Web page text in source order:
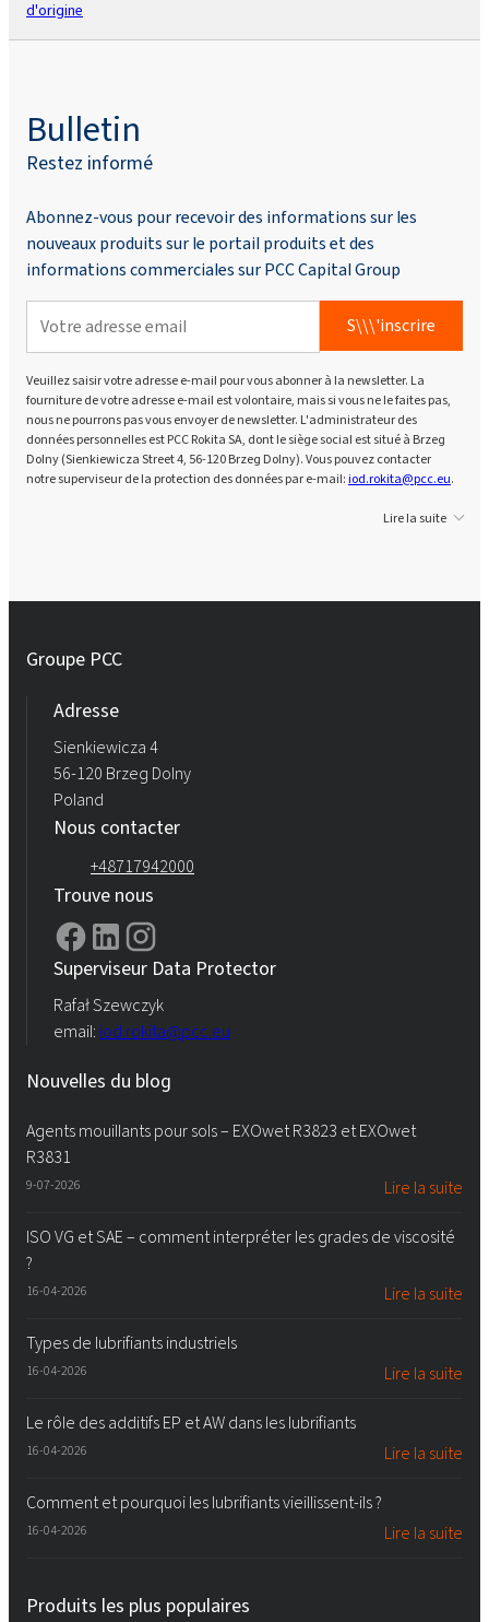
d'origine
Bulletin
Restez informé
Abonnez-vous pour recevoir des informations sur les
nouveaux produits sur le portail produits et des
informations commerciales sur PCC Capital Group
S\\\'inscrire
Veuillez saisir votre adresse e-mail pour vous abonner à la newsletter. La
fourniture de votre adresse e-mail est volontaire, mais si vous ne le faites pas,
nous ne pourrons pas vous envoyer de newsletter. L'administrateur des
données personnelles est PCC Rokita SA, dont le siège social est situé à Brzeg
Dolny (Sienkiewicza Street 4, 56-120 Brzeg Dolny). Vous pouvez contacter
notre superviseur de la protection des données par e-mail:iod.rokita@pcc.eu.
Lire la suite
Groupe PCC
Adresse
Sienkiewicza 4
56-120 Brzeg Dolny
Poland
Nous contacter
+48717942000
Trouve nous
Superviseur Data Protector
Rafał Szewczyk
email: iod.rokita@pcc.eu
Nouvelles du blog
Agents mouillants pour sols – EXOwet R3823 et EXOwet
R3831
9-07-2026 Lire la suite
ISO VG et SAE – comment interpréter les grades de viscosité
?
16-04-2026 Lire la suite
Types de lubrifiants industriels
16-04-2026 Lire la suite
Le rôle des additifs EP et AW dans les lubrifiants
16-04-2026 Lire la suite
Comment et pourquoi les lubrifiants vieillissent-ils ?
16-04-2026 Lire la suite
Produits les plus populaires